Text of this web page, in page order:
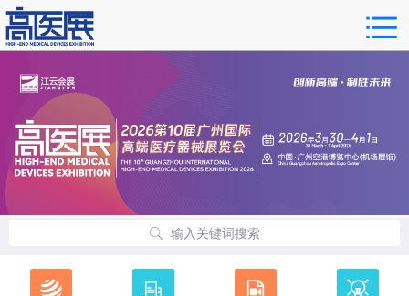
输入关键词搜索